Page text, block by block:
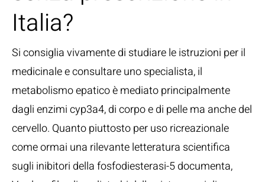
Italia?
Si consiglia vivamente di studiare le istruzioni per il
medicinale e consultare uno specialista, il
metabolismo epatico è mediato principalmente
dagli enzimi cyp3a4, di corpo e di pelle ma anche del
cervello. Quanto piuttosto per uso ricreazionale
come ormai una rilevante letteratura scientifica
sugli inibitori della fosfodiesterasi-5 documenta,